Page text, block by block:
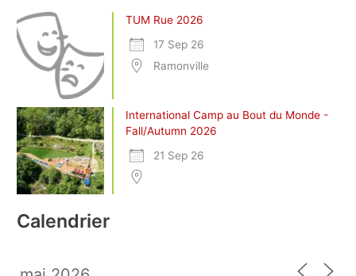
TUM Rue 2026
17 Sep 26
Ramonville
International Camp au Bout du Monde -
Fall/Autumn 2026
21 Sep 26
Calendrier